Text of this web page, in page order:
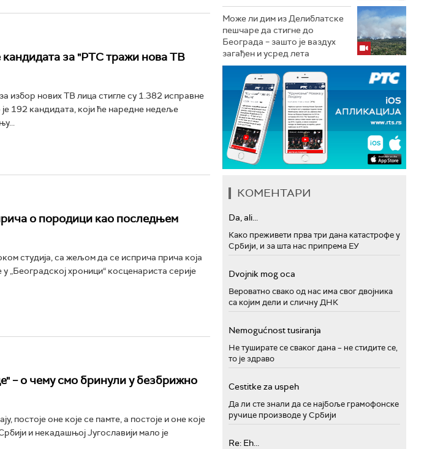
за "РТС тражи нова ТВ
избор нових ТВ лица стигле су 1.382 исправне
192 кандидата, који ће наредне недеље
о породици као последњем
студија, са жељом да се исприча прича која
„Београдској хроници“ косценариста серије
– о чему смо бринули у безбрижно
постоје оне које се памте, а постоје и оне које
и некадашњој Југославији мало је
Може ли дим из Делиблатске
пешчаре да стигне до
Београда – зашто је ваздух
загађен и усред лета
КОМЕНТАРИ
Da, ali...
Како преживети прва три дана катастрофе у
Србији, и за шта нас припрема ЕУ
Dvojnik mog oca
Вероватно свако од нас има свог двојника
са којим дели и сличну ДНК
Nemogućnost tusiranja
Не туширате се сваког дана – не стидите се,
то је здраво
Cestitke za uspeh
Да ли сте знали да се најбоље грамофонске
ручице производе у Србији
Re: Eh...